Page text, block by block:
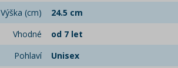
Výška (cm)
24.5 cm
Vhodné
od 7 let
Pohlaví
Unisex